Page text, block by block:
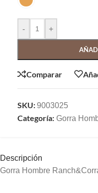
- +
Comparar
SKU:9003025
Categoría: Gorra
Descripción
Gorra Hombre